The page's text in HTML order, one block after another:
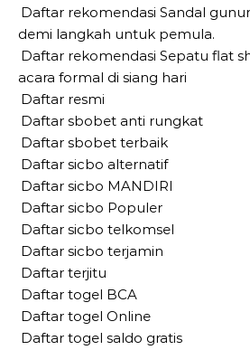
Daftar rekomendasi Sandal
demi langkah untuk pemula.
Daftar rekomendasi Sepatu flat
acara formal di siang hari
Daftar resmi
Daftar sbobet anti rungkat
Daftar sbobet terbaik
Daftar sicbo alternatif
Daftar sicbo MANDIRI
Daftar sicbo Populer
Daftar sicbo telkomsel
Daftar sicbo terjamin
Daftar terjitu
Daftar togel BCA
Daftar togel Online
Daftar togel saldo gratis